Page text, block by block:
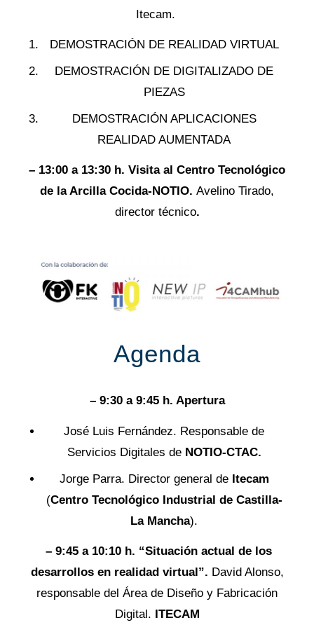
Agenda
– 9:30 a 9:45 h. Apertura
José Luis Fernández. Responsable de
Servicios Digitales de NOTIO-CTAC.
Jorge Parra. Director general de Itecam
(Centro Tecnológico Industrial de Castilla-
La Mancha).
– 9:45 a 10:10 h. “Situación actual de los
desarrollos en realidad virtual”. David Alonso,
responsable del Área de Diseño y Fabricación
Digital. ITECAM
Itecam.
DEMOSTRACIÓN DE REALIDAD VIRTUAL
DEMOSTRACIÓN DE DIGITALIZADO DE
PIEZAS
DEMOSTRACIÓN APLICACIONES
REALIDAD AUMENTADA
– 13:00 a 13:30 h. Visita al Centro Tecnológico
de la Arcilla Cocida-NOTIO. Avelino Tirado,
director técnico.